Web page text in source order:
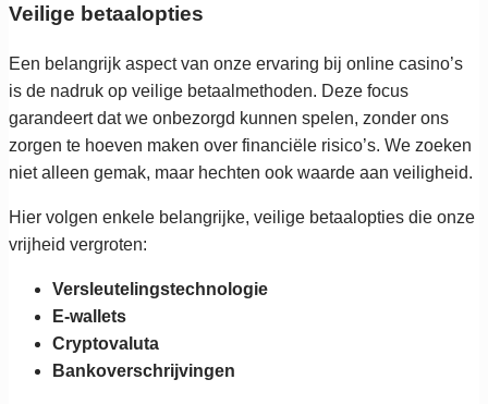
Veilige betaalopties
Een belangrijk aspect van onze ervaring bij online casino’s
is de nadruk op veilige betaalmethoden. Deze focus
garandeert dat we onbezorgd kunnen spelen, zonder ons
zorgen te hoeven maken over financiële risico’s. We zoeken
niet alleen gemak, maar hechten ook waarde aan veiligheid.
Hier volgen enkele belangrijke, veilige betaalopties die onze
vrijheid vergroten:
Versleutelingstechnologie
E-wallets
Cryptovaluta
Bankoverschrijvingen